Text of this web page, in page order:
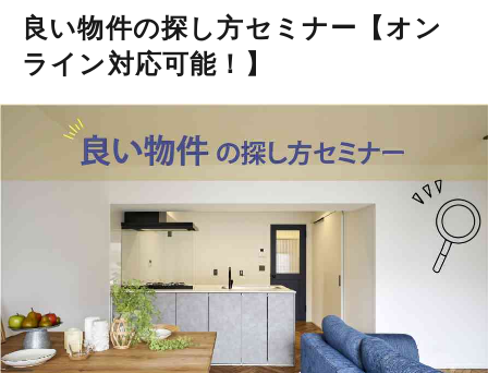
良い物件の探し方セミナー【オン
ライン対応可能！】